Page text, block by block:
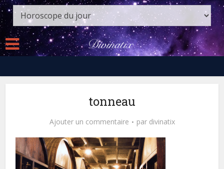
tonneau
Ajouter un commentaire par divinatix